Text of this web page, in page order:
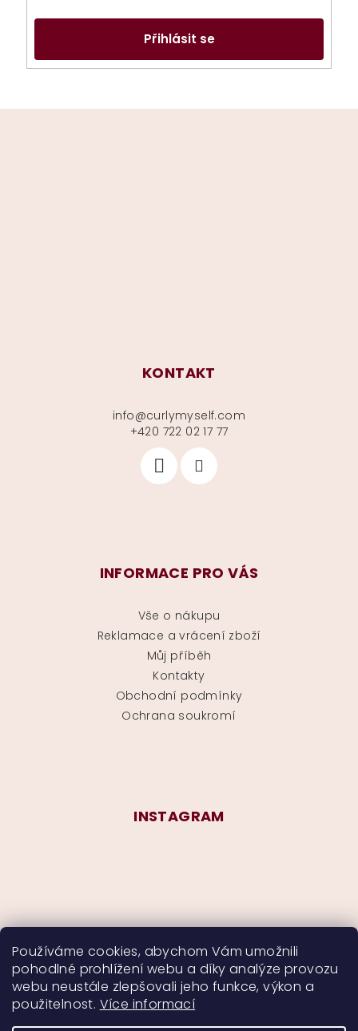
Používáme cookies, abychom Vám umožnili
pohodlné prohlížení webu a díky analýze provozu
webu neustále zlepšovali jeho funkce, výkon a
použitelnost. Více informací
Přihlásit se
KONTAKT
info@curlymyself.com
+420 722 02 17 77
INFORMACE PRO VÁS
Vše o nákupu
Reklamace a vrácení zboží
Můj příběh
Kontakty
Obchodní podmínky
Ochrana soukromí
INSTAGRAM
Sledovat na Instagramu